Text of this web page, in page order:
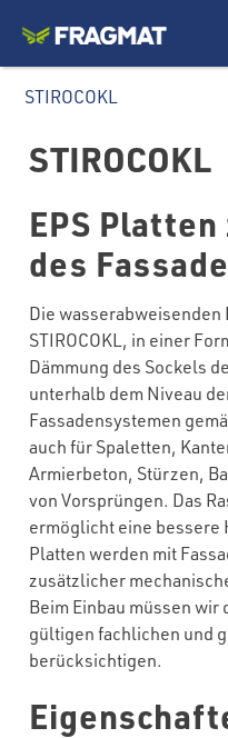
STIROCOKL
STIROCOKL
EPS
des
Die wasserabweisenden
STIROCOKL, in einer
Dämmung des Sockels
unterhalb dem Niveau
Fassadensystemen
auch für Spaletten,
Armierbeton, Stürzen,
von Vorsprüngen. Das
ermöglicht eine bessere
Platten werden mit
zusätzlicher
Beim Einbau müssen
gültigen fachlichen und
berücksichtigen.